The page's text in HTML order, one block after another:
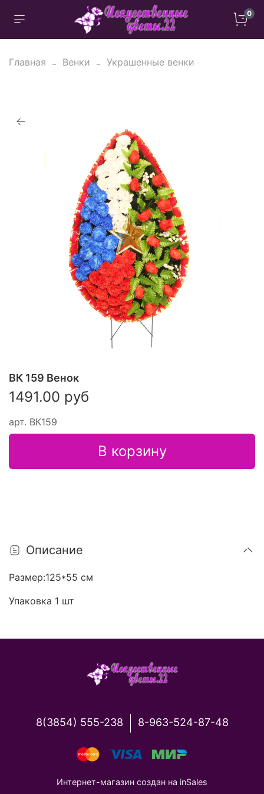
0
Главная Венки Украшенные венки
арт. ВК159
ВК 159 Венок
1491.00 руб
В корзину
Описание
Размер:125*55 см
Упаковка 1 шт
8(3854) 555-238 8-963-524-87-48
Интернет-магазин создан на inSales